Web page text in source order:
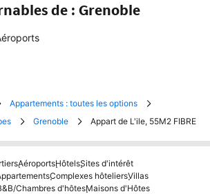
de : Grenoble
Appartements : toutes les options
Grenoble Appart de L'ile, 55M2 FIBRE
AéroportsHôtelsSites d'intérêt
Complexes hôteliersVillas
Chambres d'hôtesMaisons d'Hôtes